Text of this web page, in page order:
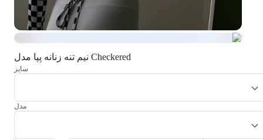
نیم تنه زنانه پپا مدل Checkered
سایز
مدل